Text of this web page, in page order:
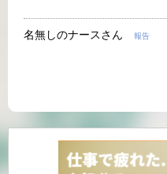
名無しのナースさん 報告